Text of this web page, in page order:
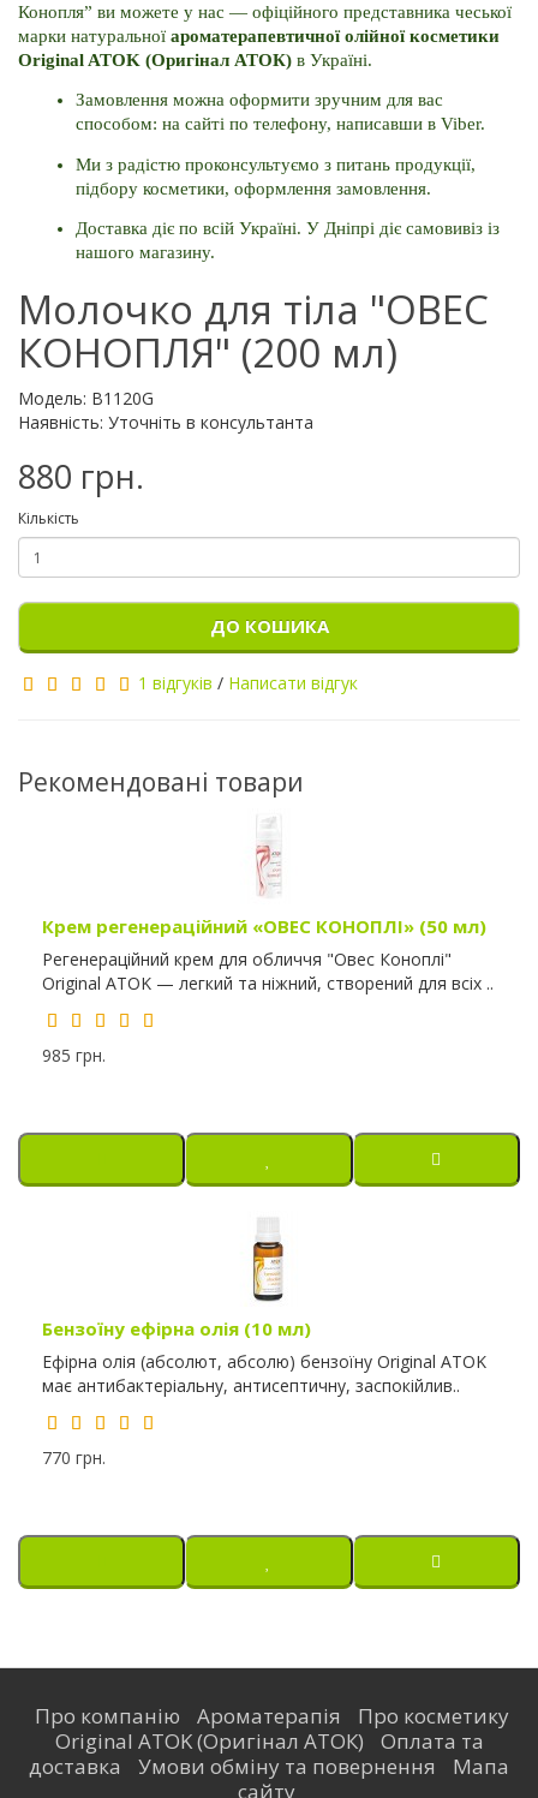
Конопля” ви можете у нас — офіційного представника чеської
марки натуральної ароматерапевтичної олійної косметики
Original ATOK (Оригінал АТОК) в Україні.
Замовлення можна оформити зручним для вас
способом: на сайті по телефону, написавши в Viber.
Ми з радістю проконсультуємо з питань продукції,
підбору косметики, оформлення замовлення.
Доставка діє по всій Україні. У Дніпрі діє самовивіз із
нашого магазину.
Молочко для тіла "ОВЕС
КОНОПЛЯ" (200 мл)
Модель: B1120G
Наявність: Уточніть в консультанта
880 грн.
Кількість
ДО КОШИКА
1 відгуків / Написати відгук
Рекомендовані товари
Крем регенераційний «ОВЕС КОНОПЛІ» (50 мл)
Регенераційний крем для обличчя "Овес Коноплі"
Original ATOK — легкий та ніжний, створений для всіх ..
985 грн.
Бензоїну ефірна олія (10 мл)
Ефірна олія (абсолют, абсолю) бензоїну Original ATOK
має антибактеріальну, антисептичну, заспокійлив..
770 грн.
Про компанію Ароматерапія
Про косметику
Original ATOK (Оригінал АТОК)
Оплата та
доставка
Умови обміну та повернення
Мапа
сайту